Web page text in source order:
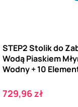
STEP2 Stolik do
Wodą Piaskiem
Wodny + 10
Cena
729,96 zł